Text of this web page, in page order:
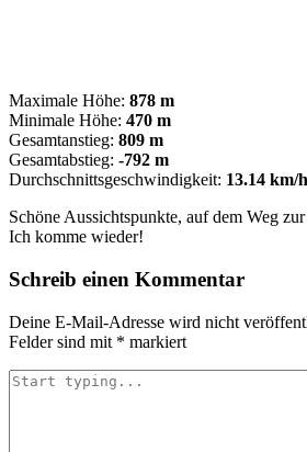
Maximale Höhe: 878 m
Minimale Höhe: 470 m
Gesamtanstieg: 809 m
Gesamtabstieg: -792 m
Durchschnittsgeschwindigkeit: 13.14 km/h
Schöne Aussichtspunkte, auf dem Weg
Ich komme wieder!
Schreib einen Kommentar
Deine E-Mail-Adresse wird nicht
Felder sind mit * markiert